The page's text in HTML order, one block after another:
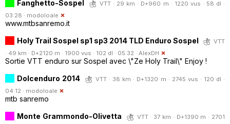
Fanghetto-Sospel
VTT · 29 km · D+960 m · 1220 vus · 58 dl ·
03:28 · modoloale
www.mtbsanremo.it
Holy Trail Sospel sp1 sp3 2014 TLD Enduro Sospel
VTT
· 49 km · D+2120 m · 1900 vus · 102 dl · 05:32 · AlexDH
Sortie VTT enduro sur Sospel avec \"Ze Holy Trail\" Enjoy !
Dolcenduro 2014
VTT · 38 km · D+1320 m · 2745 vus · 120 dl ·
04:12 · modoloale
mtb sanremo
Monte Grammondo-Olivetta
VTT · 37 km · D+1390 m · 2701